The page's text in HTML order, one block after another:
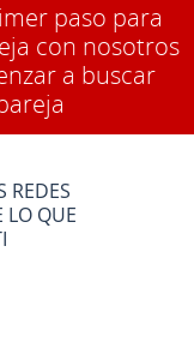
paso para
con nosotros
a buscar
REDES
LO QUE